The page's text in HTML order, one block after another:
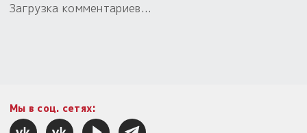
Загрузка комментариев...
Мы в соц. сетях: